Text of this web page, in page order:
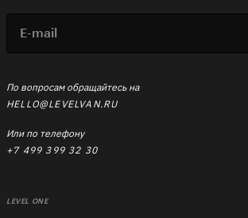
По вопросам обращайтесь на
HELLO@LEVELVAN.RU
Или по телефону
+7 499 399 32 30
LEVEL ONE